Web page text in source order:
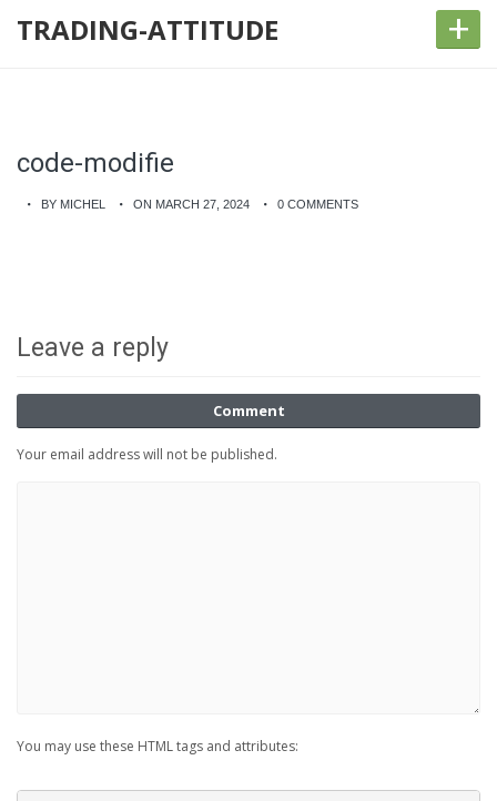
TRADING-ATTITUDE +
code-modifie
BY MICHEL ON MARCH 27, 2024 0 COMMENTS
Leave a reply
Comment
Your email address will not be published.
You may use these HTML tags and attributes: